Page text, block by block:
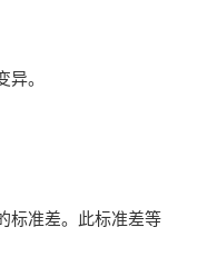
。
标准差。此标准差等